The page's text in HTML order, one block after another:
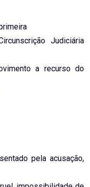
Judiciária
a recurso do
pela acusação,